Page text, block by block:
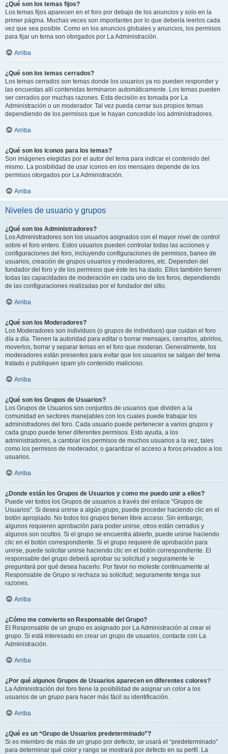
¿Qué son los temas fijos?
Los temas fijos aparecen en el foro por debajo de los anuncios y solo en la
primer página. Muchas veces son importantes por lo que debería leerlos cada
vez que sea posible. Como en los anuncios globales y anuncios, los permisos
para fijar un tema son otorgados por La Administración.
Arriba
¿Qué son los temas cerrados?
Los temas cerrados son temas donde los usuarios ya no pueden responder y
las encuestas allí contenidas terminaron automáticamente. Los temas pueden
ser cerrados por muchas razones. Esta decisión es tomada por La
Administración o un moderador. Tal vez pueda cerrar sus propios temas
dependiendo de los permisos que le hayan concedido los administradores.
Arriba
¿Qué son los iconos para los temas?
Son imágenes elegidas por el autor del tema para indicar el contenido del
mismo. La posibilidad de usar iconos en los mensajes depende de los
permisos otorgados por La Administración.
Arriba
Niveles de usuario y grupos
¿Qué son los Administradores?
Los Administradores son los usuarios asignados con el mayor nivel de control
sobre el foro entero. Estos usuarios pueden controlar todas las acciones y
configuraciones del foro, incluyendo configuraciones de permisos, baneo de
usuarios, creación de grupos usuarios y moderadores, etc. Dependen del
fundador del foro y de los permisos que éste les ha dado. Ellos también tienen
todas las capacidades de moderación en cada uno de los foros, dependiendo
de las configuraciones realizadas por el fundador del sitio.
Arriba
¿Qué son los Moderadores?
Los Moderadores son individuos (o grupos de individuos) que cuidan el foro
día a día. Tienen la autoridad para editar o borrar mensajes, cerrarlos, abrirlos,
moverlos, borrar y separar temas en el foro que moderan. Generalmente, los
moderadores están presentes para evitar que los usuarios se salgan del tema
tratado o publiquen spam y/o contenido malicioso.
Arriba
¿Qué son los Grupos de Usuarios?
Los Grupos de Usuarios son conjuntos de usuarios que dividen a la
comunidad en sectores manejables con los cuales puede trabajar los
administradores del foro. Cada usuario puede pertenecer a varios grupos y
cada grupo puede tener diferentes permisos. Esto ayuda, a los
administradores, a cambiar los permisos de muchos usuarios a la vez, tales
como los permisos de moderador, o garantizar el acceso a foros privados a los
usuarios.
Arriba
¿Donde están los Grupos de Usuarios y como me puedo unir a ellos?
Puede ver todos los Grupos de usuarios a través del enlace “Grupos de
Usuarios”. Si desea unirse a algún grupo, puede proceder haciendo clic en el
botón apropiado. No todos los grupos tienen libre acceso. Sin embargo,
algunos requieren aprobación para poder unirse, otros están cerrados y
algunos son ocultos. Si el grupo se encuentra abierto, puede unirse haciendo
clic en el botón correspondiente. Si el grupo requiere de aprobación para
unirse, puede solicitar unirse haciendo clic en el botón correspondiente. El
responsable del grupo deberá aprobar su solicitud y seguramente le
preguntará por qué desea hacerlo. Por favor no moleste continuamente al
Responsable de Grupo si rechaza su solicitud; seguramente tenga sus
razones.
Arriba
¿Cómo me convierto en Responsable del Grupo?
El Responsable de un grupo es asignado por La Administración al crear el
grupo. Si está interesado en crear un grupo de usuarios, contacte con La
Administración.
Arriba
¿Por qué algunos Grupos de Usuarios aparecen en diferentes colores?
La Administración del foro tiene la posibilidad de asignar un color a los
usuarios de un grupo para hacer más fácil su identificación.
Arriba
¿Qué es un “Grupo de Usuarios predeterminado”?
Si es miembro de más de un grupo por defecto, se usará el “predeterminado”
para determinar qué color y rango se mostrará por defecto en su perfil. La